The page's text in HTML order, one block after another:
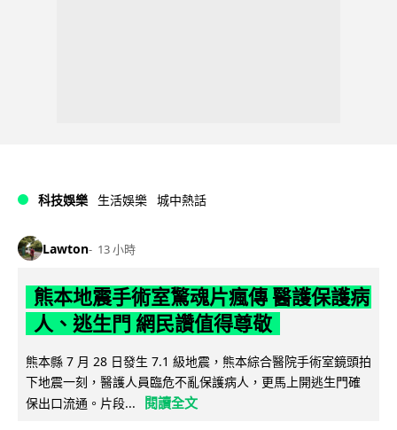
科技娛樂 生活娛樂 城中熱話
Lawton 13 小時
熊本地震手術室驚魂片瘋傳 醫護保護病
人、逃生門 網民讚值得尊敬
熊本縣 7 月 28 日發生 7.1 級地震，熊本綜合醫院手術室鏡頭拍
下地震一刻，醫護人員臨危不亂保護病人，更馬上開逃生門確
保出口流通。片段...
閱讀全文